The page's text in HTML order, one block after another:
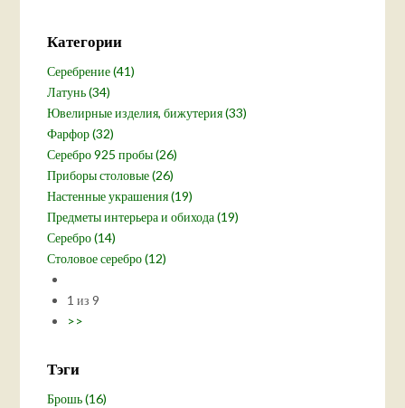
Категории
Серебрение (41)
Латунь (34)
Ювелирные изделия, бижутерия (33)
Фарфор (32)
Серебро 925 пробы (26)
Приборы столовые (26)
Настенные украшения (19)
Предметы интерьера и обихода (19)
Серебро (14)
Столовое серебро (12)
1 из 9
>>
Тэги
Брошь (16)